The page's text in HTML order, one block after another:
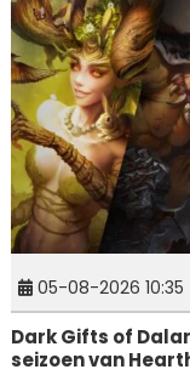
05-08-2026 10:35
Dark Gifts of
seizoen van